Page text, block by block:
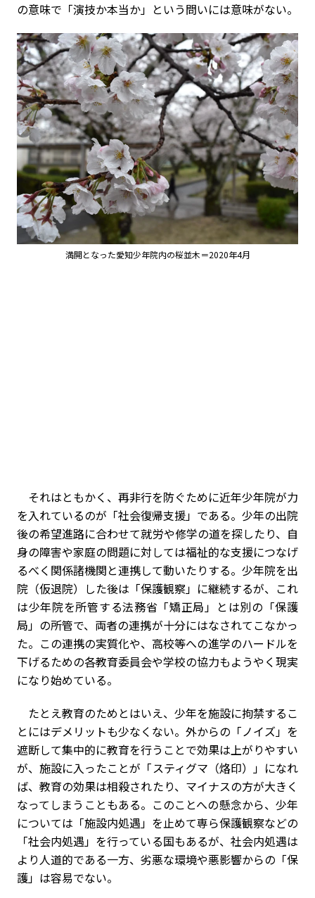
の意味で「演技か本当か」という問いには意味がない。
満開となった愛知少年院内の桜並木＝2020年4月
それはともかく、再非行を防ぐために近年少年院が力
を入れているのが「社会復帰支援」である。少年の出院
後の希望進路に合わせて就労や修学の道を探したり、自
身の障害や家庭の問題に対しては福祉的な支援につなげ
るべく関係諸機関と連携して動いたりする。少年院を出
院（仮退院）した後は「保護観察」に継続するが、これ
は少年院を所管する法務省「矯正局」とは別の「保護
局」の所管で、両者の連携が十分にはなされてこなかっ
た。この連携の実質化や、高校等への進学のハードルを
下げるための各教育委員会や学校の協力もようやく現実
になり始めている。
たとえ教育のためとはいえ、少年を施設に拘禁するこ
とにはデメリットも少なくない。外からの「ノイズ」を
遮断して集中的に教育を行うことで効果は上がりやすい
が、施設に入ったことが「スティグマ（烙印）」になれ
ば、教育の効果は相殺されたり、マイナスの方が大きく
なってしまうこともある。このことへの懸念から、少年
については「施設内処遇」を止めて専ら保護観察などの
「社会内処遇」を行っている国もあるが、社会内処遇は
より人道的である一方、劣悪な環境や悪影響からの「保
護」は容易でない。